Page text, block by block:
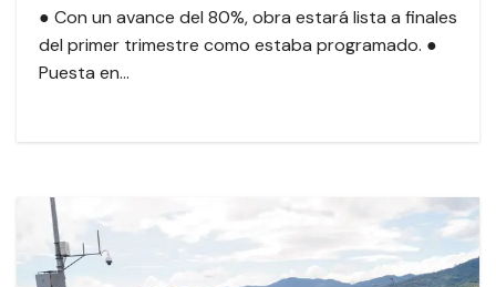
● Con un avance del 80%, obra estará lista a finales
del primer trimestre como estaba programado. ●
Puesta en…